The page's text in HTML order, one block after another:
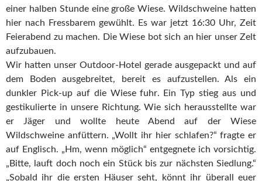
einer halben Stunde eine große Wiese. Wildschweine hatten
hier nach Fressbarem gewühlt. Es war jetzt 16:30 Uhr, Zeit
Feierabend zu machen. Die Wiese bot sich an hier unser Zelt
aufzubauen.
Wir hatten unser Outdoor-Hotel gerade ausgepackt und auf
dem Boden ausgebreitet, bereit es aufzustellen. Als ein
dunkler Pick-up auf die Wiese fuhr. Ein Typ stieg aus und
gestikulierte in unsere Richtung. Wie sich herausstellte war
er Jäger und wollte heute Abend auf der Wiese
Wildschweine anfüttern. „Wollt ihr hier schlafen?“ fragte er
auf Englisch. „Hm, wenn möglich“ entgegnete ich vorsichtig.
„Bitte, lauft doch noch ein Stück bis zur nächsten Siedlung.“
„Sobald ihr die ersten Häuser seht, könnt ihr überall euer